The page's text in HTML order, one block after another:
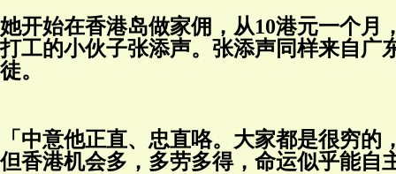
她开始在香港岛做家佣，从10港元一个月
打工的小伙子张添声。张添声同样来自广
徒。
「中意他正直、忠直咯。大家都是很穷
但香港机会多，多劳多得，命运似乎能自